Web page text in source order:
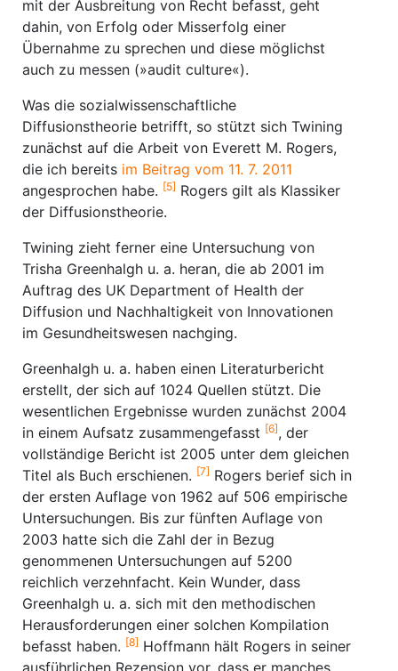
mit der Ausbreitung von Recht befasst, geht
dahin, von Erfolg oder Misserfolg einer
Übernahme zu sprechen und diese möglichst
auch zu messen (»audit culture«).
Was die sozialwissenschaftliche
Diffusionstheorie betrifft, so stützt sich Twining
zunächst auf die Arbeit von Everett M. Rogers,
die ich bereits im Beitrag vom 11. 7. 2011
angesprochen habe. [5] Rogers gilt als Klassiker
der Diffusionstheorie.
Twining zieht ferner eine Untersuchung von
Trisha Greenhalgh u. a. heran, die ab 2001 im
Auftrag des UK Department of Health der
Diffusion und Nachhaltigkeit von Innovationen
im Gesundheitswesen nachging.
Greenhalgh u. a. haben einen Literaturbericht
erstellt, der sich auf 1024 Quellen stützt. Die
wesentlichen Ergebnisse wurden zunächst 2004
in einem Aufsatz zusammengefasst [6], der
vollständige Bericht ist 2005 unter dem gleichen
Titel als Buch erschienen. [7] Rogers berief sich in
der ersten Auflage von 1962 auf 506 empirische
Untersuchungen. Bis zur fünften Auflage von
2003 hatte sich die Zahl der in Bezug
genommenen Untersuchungen auf 5200
reichlich verzehnfacht. Kein Wunder, dass
Greenhalgh u. a. sich mit den methodischen
Herausforderungen einer solchen Kompilation
befasst haben. [8] Hoffmann hält Rogers in seiner
ausführlichen Rezension vor, dass er manches